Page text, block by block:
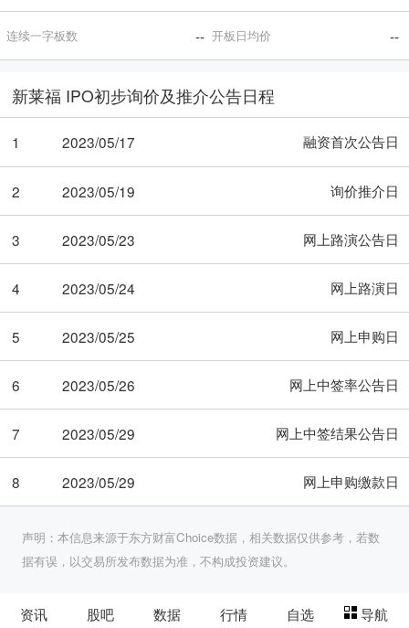
连续一字板数 -- 开板日均价 --
新莱福 IPO初步询价及推介公告日程
1 2023/05/17 融资首次公告日
2 2023/05/19 询价推介日
3 2023/05/23 网上路演公告日
4 2023/05/24 网上路演日
5 2023/05/25 网上申购日
6 2023/05/26 网上中签率公告日
7 2023/05/29 网上中签结果公告日
8 2023/05/29 网上申购缴款日
声明：本信息来源于东方财富Choice数据，相关数据仅供参考，若数
据有误，以交易所发布数据为准，不构成投资建议。
资讯 股吧 数据 行情 自选 导航